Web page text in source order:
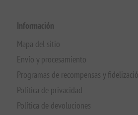
Información
Mapa del sitio
Envío y procesamiento
Programas de recompensas y
Política de privacidad
Política de devoluciones